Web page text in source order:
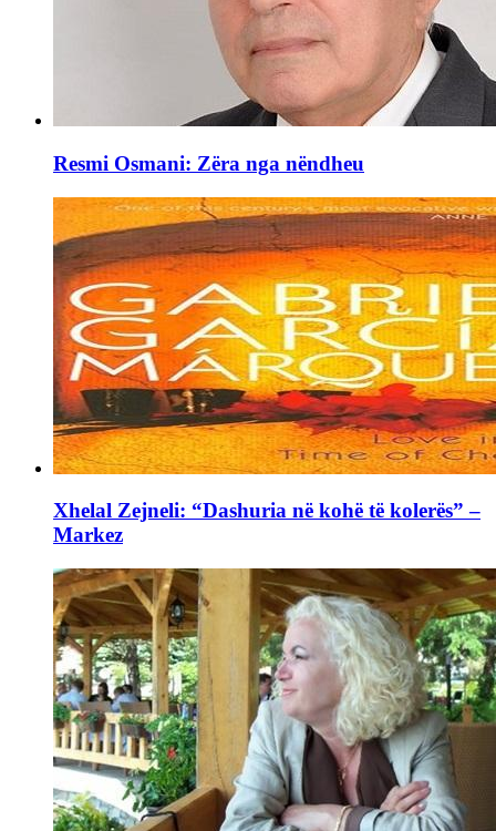
Resmi Osmani: Zëra nga nëndheu
Xhelal Zejneli: “Dashuria në kohë të kolerës” –
Markez